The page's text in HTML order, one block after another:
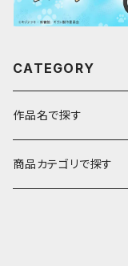
CATEGORY
作品名で探す
ア行
商品カテゴリで探す